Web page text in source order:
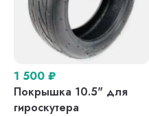
1 500 ₽
Покрышка 10.5" для
гироскутера